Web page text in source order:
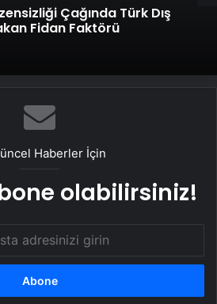
Çağında Türk Dış
Fidan Faktörü
Haberler İçin
olabilirsiniz!